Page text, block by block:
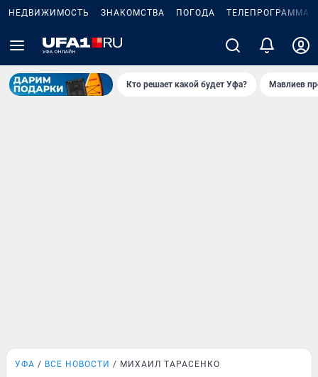
НЕДВИЖИМОСТЬ ЗНАКОМСТВА ПОГОДА ТЕЛЕПРОГРАММА
Кто решает какой будет Уфа? Мавлиев
УФА ВСЕ НОВОСТИ МИХАИЛ ТАРАСЕНКО